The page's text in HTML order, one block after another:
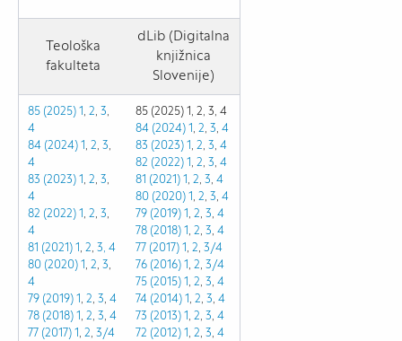
Teološka
fakulteta
dLib (Digitalna
knjižnica
Slovenije)
85 (2025) 1, 2, 3,
4
84 (2024) 1, 2, 3,
4
83 (2023) 1, 2, 3,
4
82 (2022)1, 2, 3,
4
81 (2021)1, 2, 3, 4
80 (2020)1, 2, 3,
4
79 (2019)1, 2, 3, 4
78 (2018)1, 2, 3, 4
77 (2017)1, 2, 3/4
85 (2025) 1, 2, 3, 4
84 (2024) 1, 2, 3, 4
83 (2023)1, 2, 3, 4
82 (2022)1, 2, 3, 4
81 (2021)1, 2, 3, 4
80 (2020)1, 2, 3, 4
79 (2019)1, 2, 3, 4
78 (2018)1, 2, 3, 4
77 (2017)1, 2, 3/4
76 (2016)1, 2, 3/4
75 (2015)1, 2, 3, 4
74 (2014)1, 2, 3, 4
73 (2013)1, 2, 3, 4
72 (2012)1, 2, 3, 4